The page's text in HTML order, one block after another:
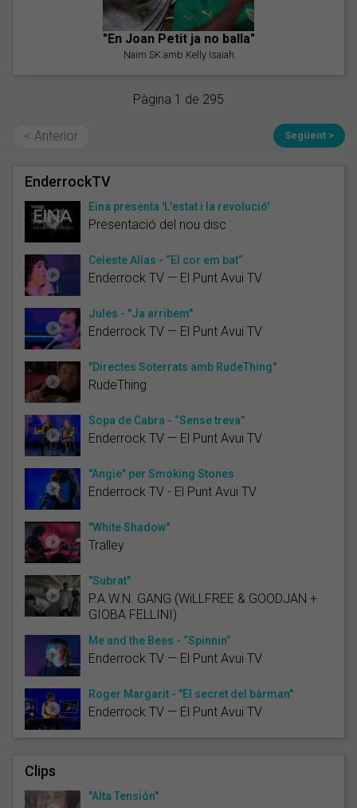
"En Joan Petit ja no balla"
Naim SK amb Kelly Isaiah
Pàgina 1 de 295
< Anterior Següent >
EnderrockTV
Eina presenta 'L'estat i la revolució'
Presentació del nou disc
Celeste Alías - “El cor em bat”
Enderrock TV — El Punt Avui TV
Jules - "Ja arribem"
Enderrock TV — El Punt Avui TV
"Directes Soterrats amb RudeThing"
RudeThing
Sopa de Cabra - “Sense treva”
Enderrock TV — El Punt Avui TV
"Angie" per Smoking Stones
Enderrock TV - El Punt Avui TV
"White Shadow"
Tralley
"Subrat"
P.A.W.N. GANG (WiLLFREE & GOODJAN +
GIOBA FELLINI)
Me and the Bees - “Spinnin”
Enderrock TV — El Punt Avui TV
Roger Margarit - "El secret del bàrman"
Enderrock TV — El Punt Avui TV
Clips
"Alta Tensión"